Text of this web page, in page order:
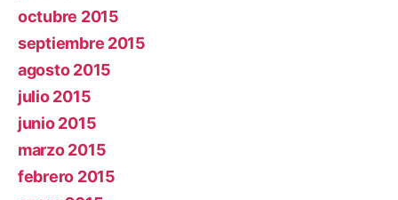
octubre 2015
septiembre 2015
agosto 2015
julio 2015
junio 2015
marzo 2015
febrero 2015